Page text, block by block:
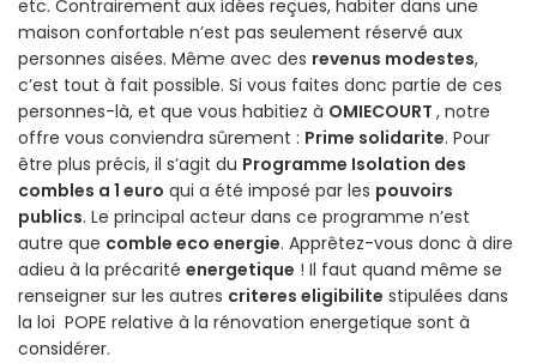
etc. Contrairement aux idées reçues, habiter dans une
maison confortable n’est pas seulement réservé aux
personnes aisées. Même avec des revenus modestes,
c’est tout à fait possible. Si vous faites donc partie de ces
personnes-là, et que vous habitiez à OMIECOURT , notre
offre vous conviendra sûrement : Prime solidarite. Pour
être plus précis, il s’agit du Programme Isolation des
combles a 1 euro qui a été imposé par les pouvoirs
publics. Le principal acteur dans ce programme n’est
autre que comble eco energie. Apprêtez-vous donc à dire
adieu à la précarité energetique ! Il faut quand même se
renseigner sur les autres criteres eligibilite stipulées dans
la loi POPE relative à la rénovation energetique sont à
considérer.